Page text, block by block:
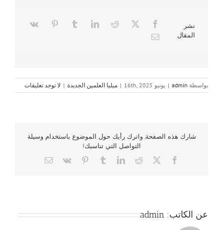
نشر
المقال
بواسطة admin
| يونيو 16th, 2025 | ميليا العلمين الجديدة | لا توجد تعليقات
شارك هذه الصفحة, واترك رأيك حول الموضوع باستخدام وسيلة
التواصل التي تناسبك!
Facebook
X
Reddit
LinkedIn
Tumblr
Pinterest
Vk
Email
عن الكاتب: admin